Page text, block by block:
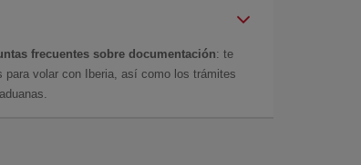
frecuentes sobre documentación: te
volar con Iberia, así como los trámites